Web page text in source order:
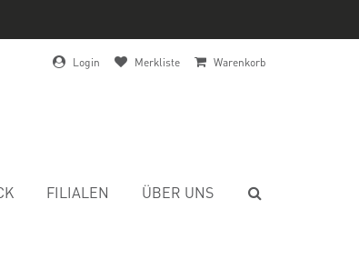
Login Merkliste Warenkorb
FILIALEN ÜBER UNS